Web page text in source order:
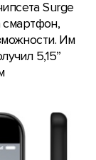
Surge
смартфон,
Им
5,15”